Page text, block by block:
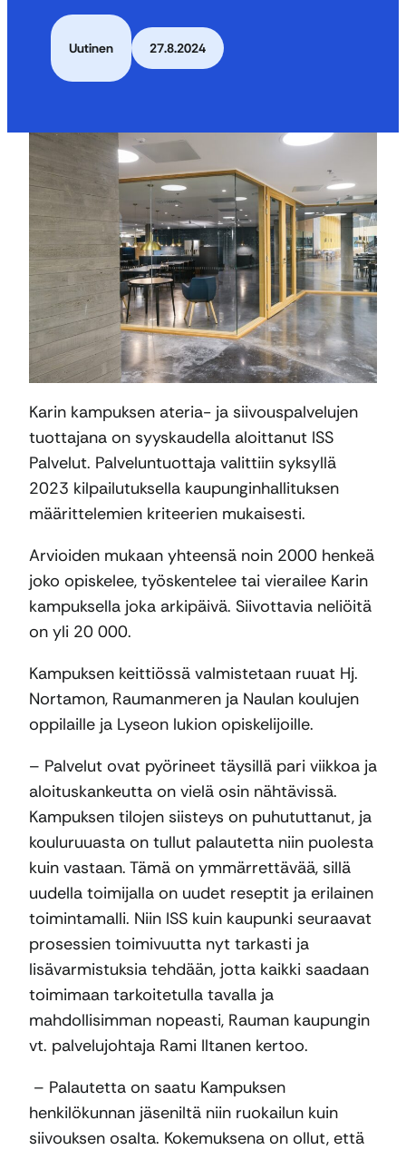
Uutinen 27.8.2024
Karin kampuksen ateria- ja siivouspalvelujen
tuottajana on syyskaudella aloittanut ISS
Palvelut. Palveluntuottaja valittiin syksyllä
2023 kilpailutuksella kaupunginhallituksen
määrittelemien kriteerien mukaisesti.
Arvioiden mukaan yhteensä noin 2000 henkeä
joko opiskelee, työskentelee tai vierailee Karin
kampuksella joka arkipäivä. Siivottavia neliöitä
on yli 20 000.
Kampuksen keittiössä valmistetaan ruuat Hj.
Nortamon, Raumanmeren ja Naulan koulujen
oppilaille ja Lyseon lukion opiskelijoille.
– Palvelut ovat pyörineet täysillä pari viikkoa ja
aloituskankeutta on vielä osin nähtävissä.
Kampuksen tilojen siisteys on puhututtanut, ja
kouluruuasta on tullut palautetta niin puolesta
kuin vastaan. Tämä on ymmärrettävää, sillä
uudella toimijalla on uudet reseptit ja erilainen
toimintamalli. Niin ISS kuin kaupunki seuraavat
prosessien toimivuutta nyt tarkasti ja
lisävarmistuksia tehdään, jotta kaikki saadaan
toimimaan tarkoitetulla tavalla ja
mahdollisimman nopeasti, Rauman kaupungin
vt. palvelujohtaja Rami Iltanen kertoo.
– Palautetta on saatu Kampuksen
henkilökunnan jäseniltä niin ruokailun kuin
siivouksen osalta. Kokemuksena on ollut, että